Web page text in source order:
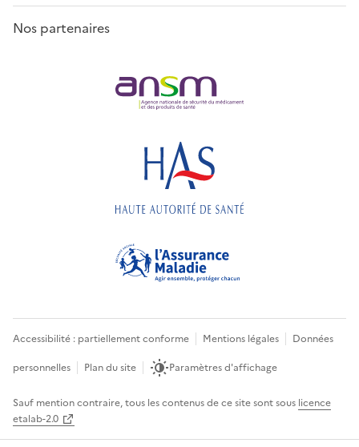
Nos partenaires
Accessibilité : partiellement conforme Mentions légales
Données
personnelles
Plan du site Paramètres d'affichage
Sauf mention contraire, tous les contenus de ce site sont sous licence
etalab-2.0